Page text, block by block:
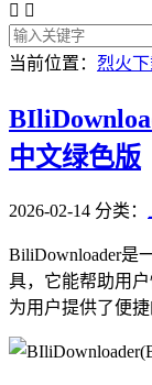
 
当前位置： 烈火
中文绿色版
2026-02-14 分类：
BiliDownloader是
具，它能帮助用
为用户提供了便